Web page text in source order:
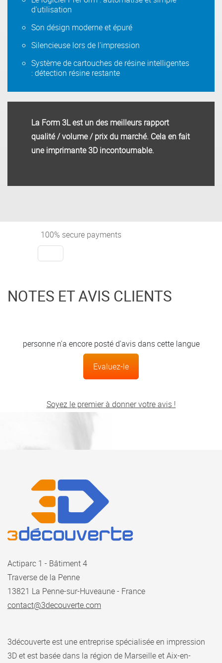
d'utilisation
Son désign moderne et épuré
Silencieuse lors de l'impression
Système de cartouches de résine intelligentes
: détection résine restante
La Form 3L est un des meilleurs rapport
qualité / volume / prix du marché. Cela en fait
une imprimante 3D incontournable.
100% secure payments
NOTES ET AVIS CLIENTS
personne n'a encore posté d'avis dans cette langue
Evaluez-le
Soyez le premier à donner votre avis !
Actiparc 1 - Bâtiment 4
Traverse de la Penne
13821 La Penne-sur-Huveaune - France
contact@3decouverte.com
3découverte est une entreprise spécialisée en impression
3D et est basée dans la région de Marseille et Aix-en-